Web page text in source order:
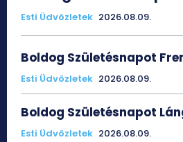
Esti Üdvözletek 2026.08.09.
Boldog Születésnapot
Esti Üdvözletek 2026.08.09.
Boldog Születésnapot
Esti Üdvözletek 2026.08.09.